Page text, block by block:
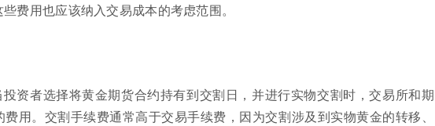
费用也应该纳入交易成本的考虑范围。
资者选择将黄金期货合约持有到交割日，并进行实物交割时，交易所和期
用。交割手续费通常高于交易手续费，因为交割涉及到实物黄金的转移、